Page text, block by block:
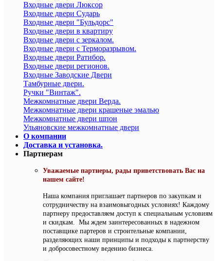
Входные двери Люксор
Входные двери Сударь
Входные двери "Бульдорс"
Входные двери в квартиру
Входные двери с зеркалом.
Входные двери с Терморазрывом.
Входные двери Ратибор.
Входные двери регионов.
Входные Заводские Двери
Тамбурные двери.
Ручки "Винтаж".
Межкомнатные двери Верда.
Межкомнатные двери крашеные эмалью
Межкомнатные двери шпон
Ульяновские межкомнатные двери
О компании
Доставка и установка.
Партнерам
Уважаемые партнеры, рады приветствовать Вас на
нашем сайте!
Наша компания приглашает партнеров по закупкам и
сотрудничеству на взаимовыгодных условиях! Каждому
партнеру предоставляем доступ к специальным условиям
и скидкам. Мы ждем заинтересованных в надежном
поставщике партеров и строительные компании,
разделяющих наши принципы и подходы к партнерству
и добросовестному ведению бизнеса.